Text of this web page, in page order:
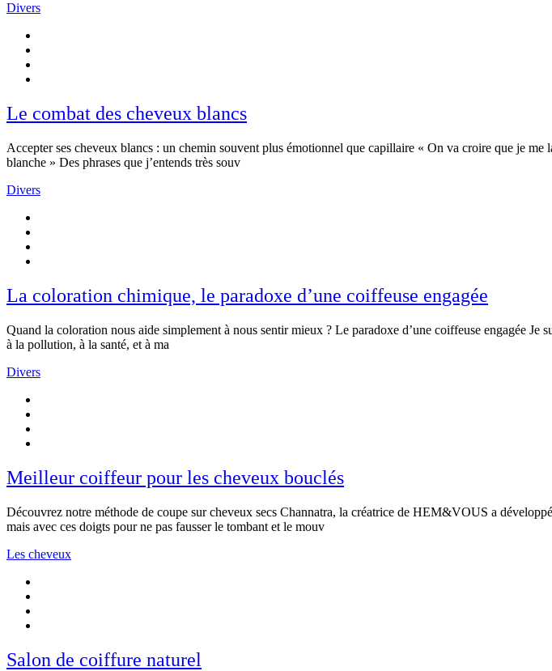
Divers
Le combat des cheveux blancs
Accepter ses cheveux blancs : un chemin souvent plus émotionnel que capillaire « On va croire que je
blanche » Des phrases que j’entends très souv
Divers
La coloration chimique, le paradoxe d’une coiffeuse engagée
Quand la coloration nous aide simplement à nous sentir mieux ? Le paradoxe d’une coiffeuse engagée
à la pollution, à la santé, et à ma
Divers
Meilleur coiffeur pour les cheveux bouclés
Découvrez notre méthode de coupe sur cheveux secs Channatra, la créatrice de HEM&VOUS a
mais avec ces doigts pour ne pas fausser le tombant et le mouv
Les cheveux
Salon de coiffure naturel